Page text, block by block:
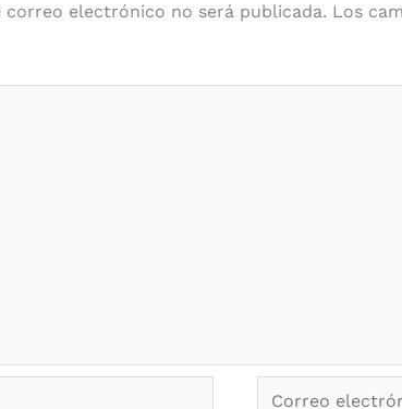
correo electrónico no será publicada. Los
Correo